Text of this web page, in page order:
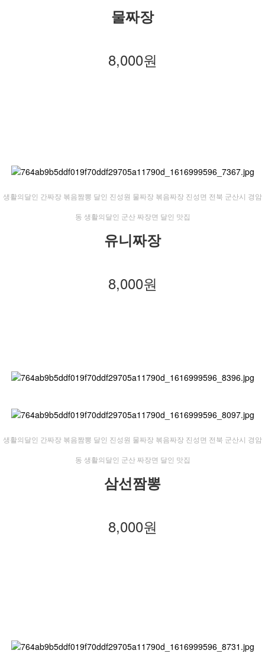
물짜장
8,000원
​생활의달인 간짜장 볶음짬뽕 달인 진성원 물짜장 볶음짜장 진성면 전북 군산시 경암
동 생활의달인 군산 짜장면 달인 맛집
유니짜장
8,000원
​생활의달인 간짜장 볶음짬뽕 달인 진성원 물짜장 볶음짜장 진성면 전북 군산시 경암
동 생활의달인 군산 짜장면 달인 맛집
삼선짬뽕
8,000원